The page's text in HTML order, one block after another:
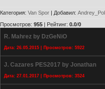
Категория: Van Spor | Добавил: Andrey_Pol
Просмотров: 955 | Рейтинг: 0.0/0
R. Mahrez by DzGeNiO
Дата: 26.05.2015 | Просмотров: 5922
J. Cazares PES2017 by Jonathan
Дата: 27.01.2017 | Просмотров: 3524